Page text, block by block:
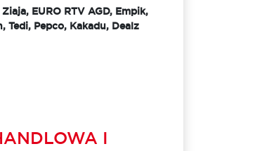
EURO RTV AGD, Empik,
Tedi, Pepco, Kakadu, Dealz
I